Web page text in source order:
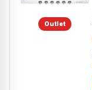
Outlet